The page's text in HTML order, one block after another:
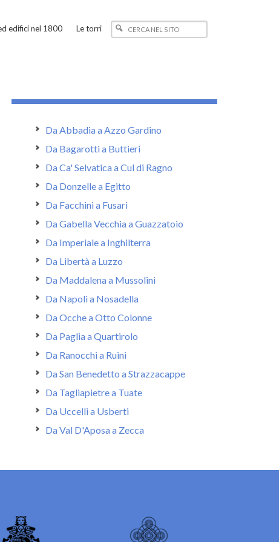
edifici nel 1800 Le torri
Da Abbadia a Azzo Gardino
Da Bagarotti a Buttieri
Da Ca' Selvatica a Cul di Ragno
Da Donzelle a Egitto
Da Facchini a Fusari
Da Gabella Vecchia a Guazzatoio
Da Imperiale a Inghilterra
Da Libertà a Luzzo
Da Maddalena a Mussolini
Da Napoli a Nosadella
Da Ocche a Otto Colonne
Da Paglia a Quartirolo
Da Ranocchi a Ruini
Da San Benedetto a Strazzacappe
Da Tagliapietre a Tuate
Da Uccelli a Usberti
Da Val D'Aposa a Zecca